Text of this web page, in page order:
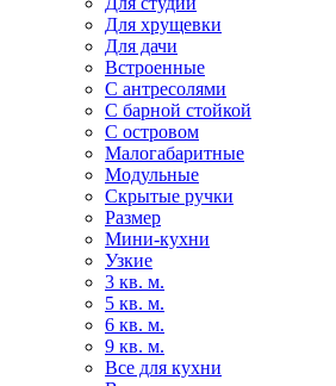
Для хрущевки
Для дачи
Встроенные
С антресолями
С барной стойкой
С островом
Малогабаритные
Модульные
Скрытые ручки
Размер
Мини-кухни
Узкие
3 кв. м.
5 кв. м.
6 кв. м.
9 кв. м.
Все для кухни